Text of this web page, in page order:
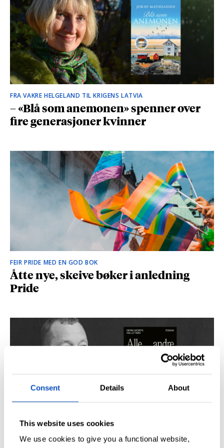
Consent Details About
This website uses cookies
We use cookies to give you a functional website,
FRA VAKRE HELGELAND TIL KRIGENS LATVIA
– «Blå som anemonen» spenner over
fire generasjoner kvinner
FEIR PRIDE MED EN GOD BOK
Åtte nye, skeive bøker i anledning
Pride
SÅ DU NRK-DOKUMENTAREN «AGENTEN»?
Didrik M. Hallstrøm: – Alt det med CIA